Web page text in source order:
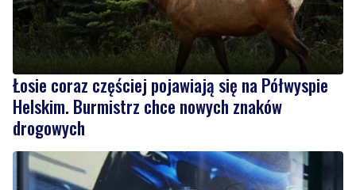
Łosie coraz częściej pojawiają się na Półwyspie
Helskim. Burmistrz chce nowych znaków
drogowych